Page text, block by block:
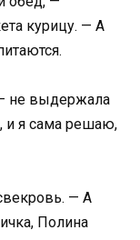
курицу. — А
не выдержала
и я сама решаю,
— А
Полина